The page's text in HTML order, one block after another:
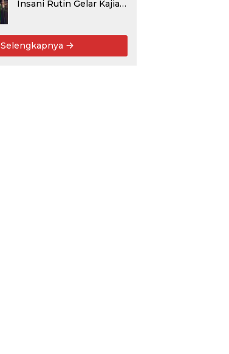
Insani Rutin Gelar Kajian
Umum
Selengkapnya